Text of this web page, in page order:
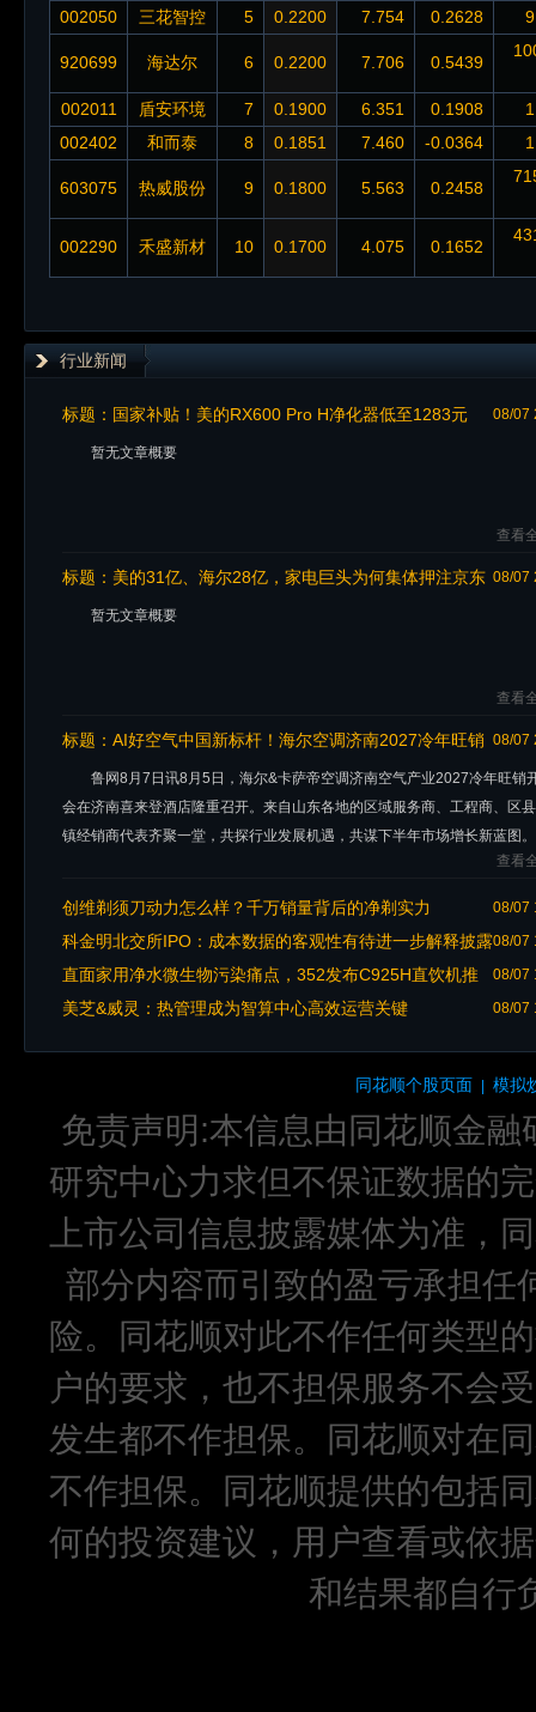
002050
三花智控 5 0.2200 7.754 0.2628
920699 海达尔 6 0.2200 7.706 0.5439
002011 盾安环境 7 0.1900 6.351 0.1908
002402
和而泰 8 0.1851 7.460 -0.0364
603075 热威股份 9 0.1800 5.563 0.2458
002290 禾盛新材 10 0.1700 4.075 0.1652
行业新闻
08/07
标题： 国家补贴！美的RX600 Pro H净化器低至1283元
暂无文章概要
查看
08/07
标题： 美的31亿、海尔28亿，家电巨头为何集体押注京东
暂无文章概要
查看
08/07
标题： AI好空气中国新标杆！海尔空调济南2027冷年旺销
鲁网8月7日讯8月5日，海尔&卡萨帝空调济南空气产业2027冷年旺销
会在济南喜来登酒店隆重召开。来自山东各地的区域服务商、工程商、区
镇经销商代表齐聚一堂，共探行业发展机遇，共谋下半年市场增长新蓝图
查看
08/07
创维剃须刀动力怎么样？千万销量背后的净剃实力
08/07
科金明北交所IPO：成本数据的客观性有待进一步解释披露
08/07
直面家用净水微生物污染痛点，352发布C925H直饮机推
出焕新升级方案
08/07
美芝&威灵：热管理成为智算中心高效运营关键
同花顺个股页面 模拟
免责声明:本信息由同花顺金
研究中心力求但不保证数据的
上市公司信息披露媒体为准，
部分内容而引致的盈亏承担任
险。同花顺对此不作任何类型
户的要求，也不担保服务不会
发生都不作担保。同花顺对在
不作担保。同花顺提供的包括
何的投资建议，用户查看或依
和结果都自行